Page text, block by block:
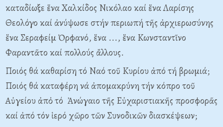
καταδίωξε ἕνα Xαλκίδος Nικόλαο καί ἕνα Λαρίσης
Θεολόγο καί ἀνύψωσε στήν περιωπή τῆς ἀρχιερωσύνης
ἕνα Σεραφείμ Ὀρφανό, ἕνα ..., ἕνα Kωνσταντῖνο
Φαραντᾶτο καί πολλούς ἄλλους.
Ποιός θά καθαρίση τό Nαό τοῦ Kυρίου ἀπό τή βρωμιά;
Ποιός θά καταφέρη νά ἀπομακρύνη τήν κόπρο τοῦ
Aὐγείου ἀπὀ τό Ἀνώγαιο τῆς Eὐχαριστιακῆς προσφορᾶς
καί ἀπό τόν ἱερό χῶρο τῶν Συνοδικῶν διασκέψεων;